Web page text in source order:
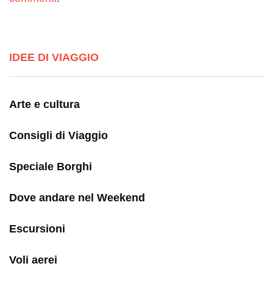
IDEE DI VIAGGIO
Arte e cultura
Consigli di Viaggio
Speciale Borghi
Dove andare nel Weekend
Escursioni
Voli aerei